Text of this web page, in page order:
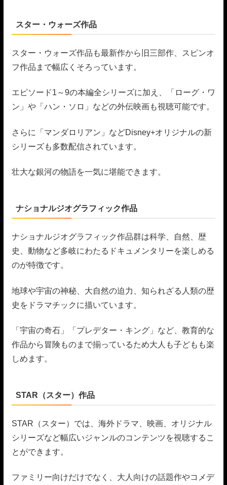
スター・ウォーズ作品
スター・ウォーズ作品も最新作から旧三部作、スピンオ
フ作品まで幅広くそろっています。
エピソード1～9の本編全シリーズに加え、「ローグ・ワ
ン」や「ハン・ソロ」などの外伝映画も視聴可能です。
さらに「マンダロリアン」などDisney+オリジナルの新
シリーズも多数配信されています。
壮大な銀河の物語を一気に堪能できます。
ナショナルジオグラフィック作品
ナショナルジオグラフィック作品群は科学、自然、歴
史、動物など多岐にわたるドキュメンタリーを楽しめる
のが特徴です。
地球や宇宙の神秘、大自然の迫力、知られざる人類の歴
史をドラマチックに描いています。
「宇宙の奇石」「プレデター・キング」など、教育的な
作品から冒険ものまで揃っているため大人も子どもも楽
しめます。
STAR（スター）作品
STAR（スター）では、海外ドラマ、映画、オリジナル
シリーズなど幅広いジャンルのコンテンツを視聴するこ
とができます。
ファミリー向けだけでなく、大人向けの話題作やコメデ